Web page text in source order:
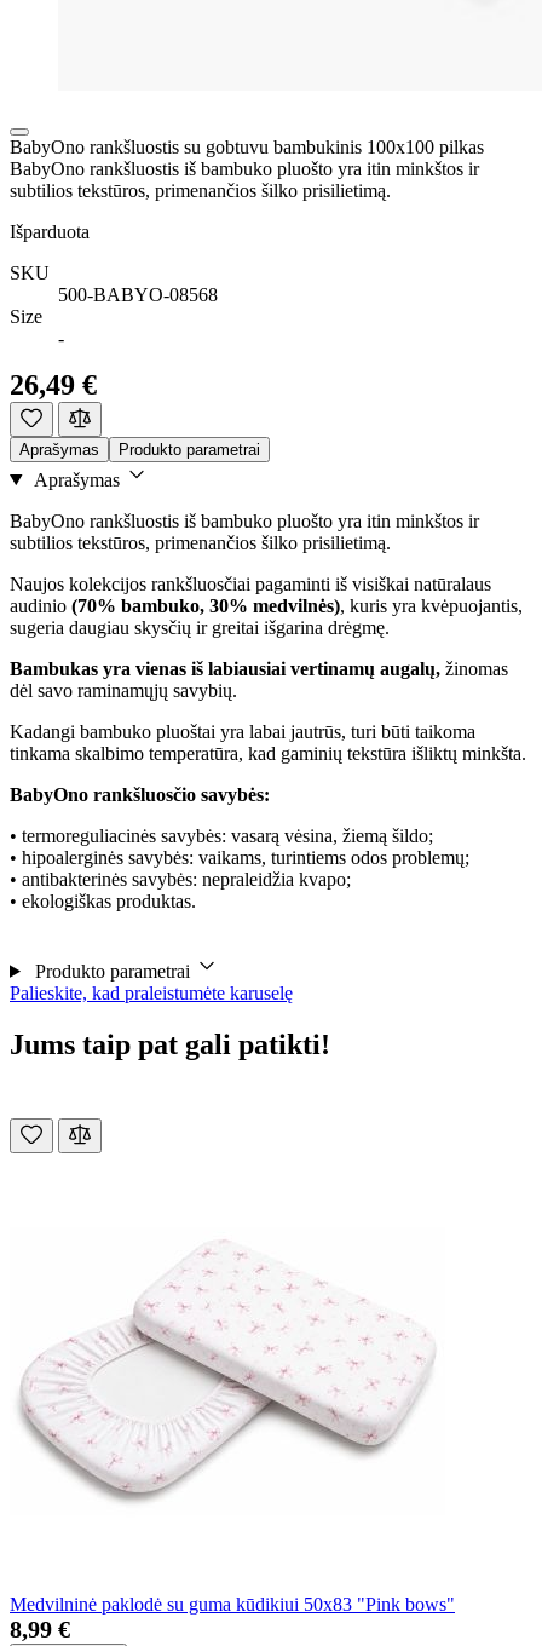
BabyOno rankšluostis su gobtuvu bambukinis 100x100 pilkas
BabyOno rankšluostis iš bambuko pluošto yra itin minkštos ir
subtilios tekstūros, primenančios šilko prisilietimą.
Išparduota
SKU
500-BABYO-08568
Size
-
26,49 €
Aprašymas Produkto parametrai
Aprašymas
BabyOno rankšluostis iš bambuko pluošto yra itin minkštos ir
subtilios tekstūros, primenančios šilko prisilietimą.
Naujos kolekcijos rankšluosčiai pagaminti iš visiškai natūralaus
audinio (70% bambuko, 30% medvilnės), kuris yra kvėpuojantis,
sugeria daugiau skysčių ir greitai išgarina drėgmę.
Bambukas yra vienas iš labiausiai vertinamų augalų, žinomas
dėl savo raminamųjų savybių.
Kadangi bambuko pluoštai yra labai jautrūs, turi būti taikoma
tinkama skalbimo temperatūra, kad gaminių tekstūra išliktų minkšta.
BabyOno rankšluosčio savybės:
• termoreguliacinės savybės: vasarą vėsina, žiemą šildo;
• hipoalerginės savybės: vaikams, turintiems odos problemų;
• antibakterinės savybės: nepraleidžia kvapo;
• ekologiškas produktas.
Produkto parametrai
Palieskite, kad praleistumėte karuselę
Jums taip pat gali patikti!
Medvilninė paklodė su guma kūdikiui 50x83 "Pink bows"
8,99 €